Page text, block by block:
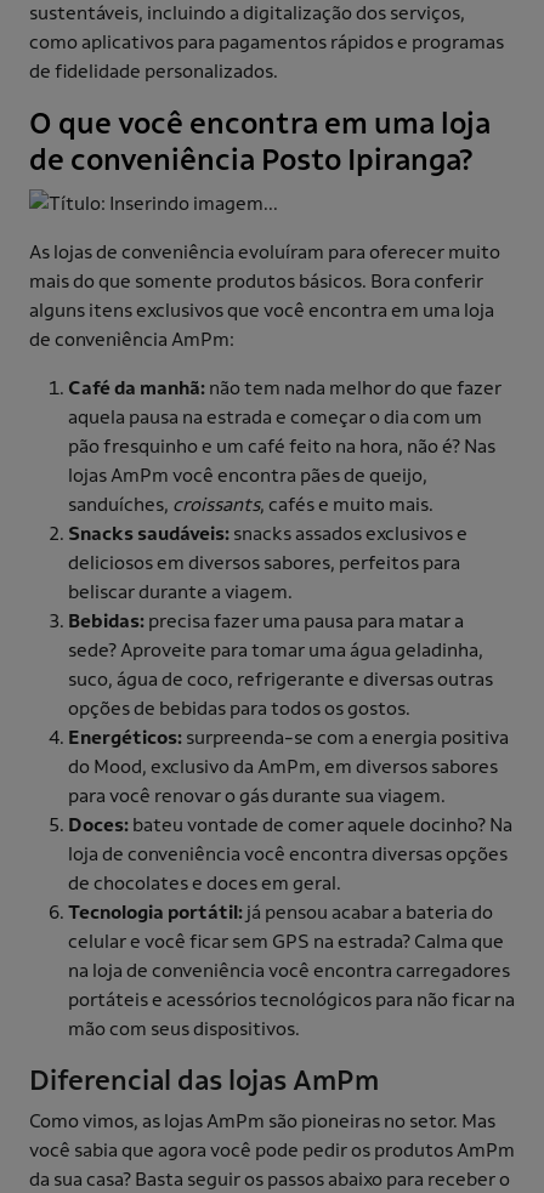
sustentáveis, incluindo a digitalização dos serviços,
como aplicativos para pagamentos rápidos e programas
de fidelidade personalizados.
O que você encontra em uma loja
de conveniência Posto Ipiranga?
As lojas de conveniência evoluíram para oferecer muito
mais do que somente produtos básicos. Bora conferir
alguns itens exclusivos que você encontra em uma loja
de conveniência AmPm:
Café da manhã: não tem nada melhor do que fazer
aquela pausa na estrada e começar o dia com um
pão fresquinho e um café feito na hora, não é? Nas
lojas AmPm você encontra pães de queijo,
sanduíches, croissants, cafés e muito mais.
Snacks saudáveis: snacks assados exclusivos e
deliciosos em diversos sabores, perfeitos para
beliscar durante a viagem.
Bebidas: precisa fazer uma pausa para matar a
sede? Aproveite para tomar uma água geladinha,
suco, água de coco, refrigerante e diversas outras
opções de bebidas para todos os gostos.
Energéticos: surpreenda-se com a energia positiva
do Mood, exclusivo da AmPm, em diversos sabores
para você renovar o gás durante sua viagem.
Doces: bateu vontade de comer aquele docinho? Na
loja de conveniência você encontra diversas opções
de chocolates e doces em geral.
Tecnologia portátil: já pensou acabar a bateria do
celular e você ficar sem GPS na estrada? Calma que
na loja de conveniência você encontra carregadores
portáteis e acessórios tecnológicos para não ficar na
mão com seus dispositivos.
Diferencial das lojas AmPm
Como vimos, as lojas AmPm são pioneiras no setor. Mas
você sabia que agora você pode pedir os produtos AmPm
da sua casa? Basta seguir os passos abaixo para receber o